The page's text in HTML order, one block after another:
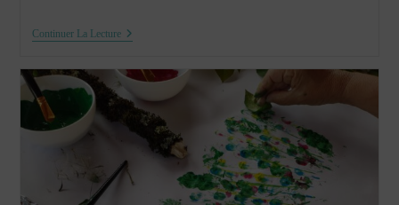
Continuer La LectureInktober